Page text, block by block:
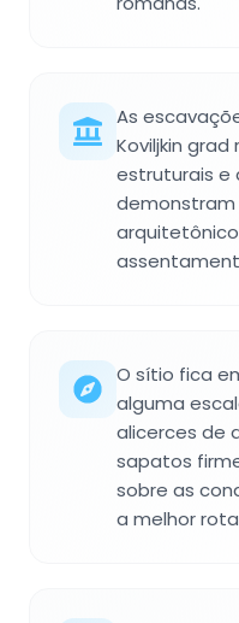
As
Koviljkin
estruturais
O sítio fica
alguma
alicerces de
sapatos
sobre as
a melhor